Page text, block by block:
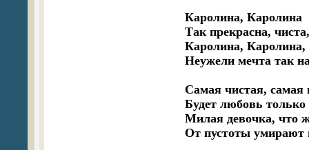
Каролина, Каролина
Так прекрасна,
Каролина, Каролина,
Неужели мечта так
Самая чистая, самая
Будет любовь только
Милая девочка, что
От пустоты умирают